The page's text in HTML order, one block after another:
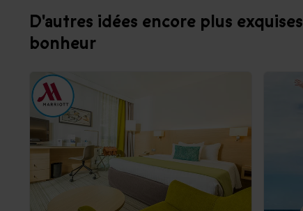
D'autres idées encore plus
bonheur